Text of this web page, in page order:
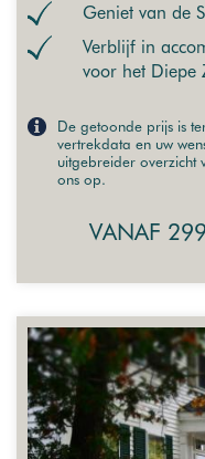
Geniet van de
Verblijf in
voor het Diepe
De getoonde prijs is
vertrekdata en uw
uitgebreider overzicht
ons op.
VANAF